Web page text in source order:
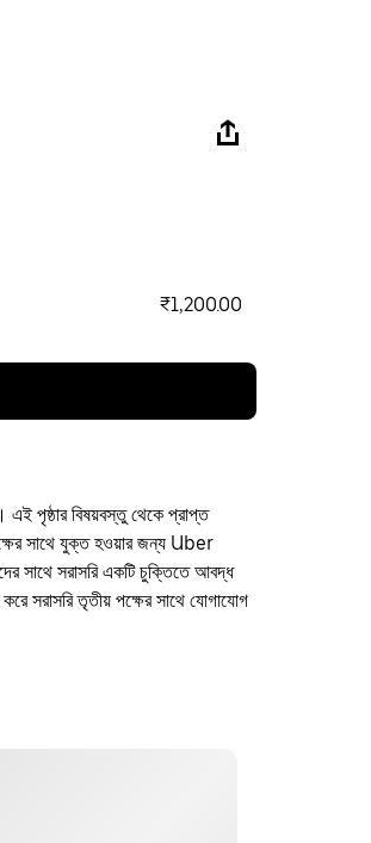
₹1,200.00
এই পৃষ্ঠার বিষয়বস্তু থেকে প্রাপ্ত
সাথে যুক্ত হওয়ার জন্য Uber
সাথে সরাসরি একটি চুক্তিতে আবদ্ধ
সরাসরি তৃতীয় পক্ষের সাথে যোগাযোগ